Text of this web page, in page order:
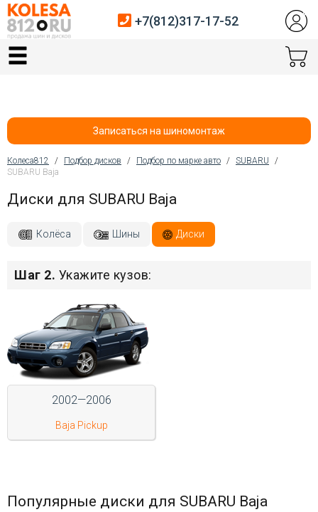
Главная
Автосервис
Покупателям
Войти на сайт
+7(812)317-
до
+7(812)317-17-52
Записаться на шиномонтаж
Вы здесь
Колеса812 / Подбор дисков / Подбор по марке авто / SUBARU
/
SUBARU Baja
Диски для SUBARU Baja
Колёса Шины Диски
Шаг 2. Укажите кузов:
2002—2006
Baja Pickup
Популярные диски для SUBARU Baja